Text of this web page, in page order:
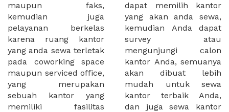
maupun faks,
kemudian juga
pelayanan berkelas
karena ruang kantor
yang anda sewa terletak
pada coworking space
maupun serviced office,
yang merupakan
sebuah kantor yang
memiliki fasilitas
dapat memilih kantor
yang akan anda sewa,
kemudian Anda dapat
survey atau
mengunjungi calon
kantor Anda, semuanya
akan dibuat lebih
mudah untuk sewa
kantor terbaik Anda,
dan juga sewa kantor